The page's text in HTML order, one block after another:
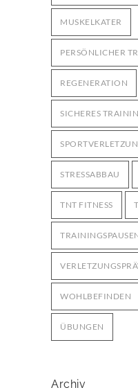
MUSKELKATER
PERSÖNLICHER
REGENERATION
SICHERES
STRESSABBAU
TNT FITNESS
WOHLBEFINDEN
ÜBUNGEN
Archiv